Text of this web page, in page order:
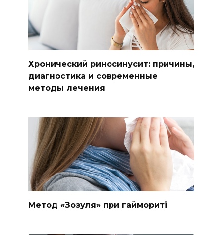
Хронический риносинусит: причины,
диагностика и современные
методы лечения
Метод «Зозуля» при гаймориті